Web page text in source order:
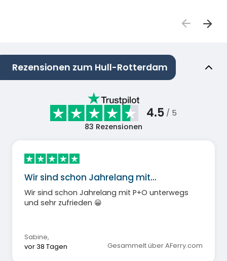
Rezensionen zum Hull-Rotterdam
4.5 / 5
83 Rezensionen
Wir sind schon Jahrelang mit…
Wir sind schon Jahrelang mit P+O unterwegs
und sehr zufrieden 😀
Sabine,
vor 38 Tagen
Gesammelt über AFerry.com